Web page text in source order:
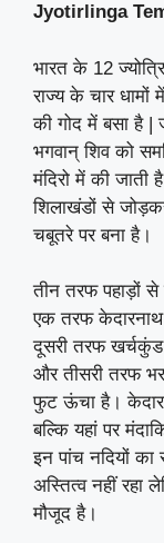
Jyotirlinga
भारत के 12
राज्य के चार धामों
की गोद में बसा है |
भगवान् शिव को
मंदिरो में की जाती
शिलाखंडों से
चबूतरे पर बना है।
तीन तरफ पहाड़ों से
एक तरफ
दूसरी तरफ
और तीसरी तरफ
फुट ऊंचा है।
बल्कि यहां पर
इन पांच नदियों
अस्तित्व नहीं
मौजूद है।